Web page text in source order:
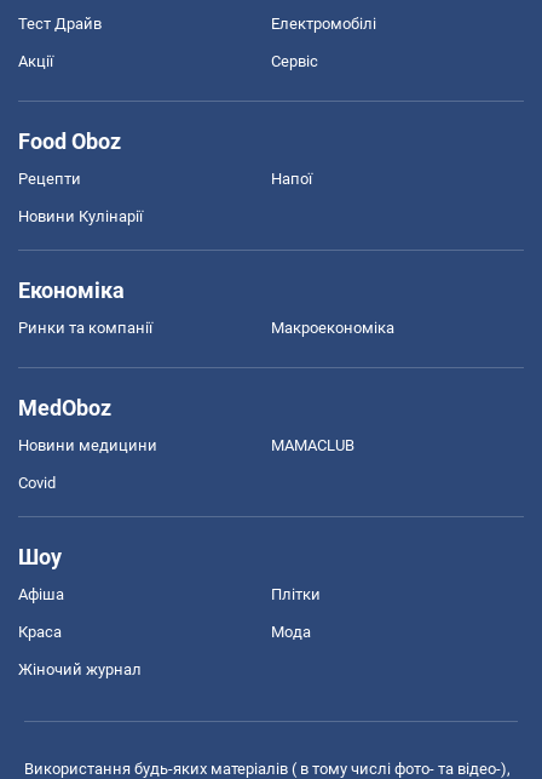
Тест Драйв Електромобілі
Акції Сервіс
Food Oboz
Рецепти Напої
Новини Кулінарії
Економіка
Ринки та компанії Макроекономіка
MedOboz
Новини медицини MAMACLUB
Covid
Шоу
Афіша Плітки
Краса Мода
Жіночий журнал
Використання будь-яких матеріалів ( в тому числі фото- та відео-),